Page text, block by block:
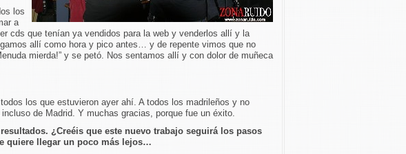
los
a
cds que tenían ya vendidos para la web y venderlos allí y la
allí como hora y pico antes… y de repente vimos que no
mierda!” y se petó. Nos sentamos allí y con dolor de muñeca
los que estuvieron ayer ahí. A todos los madrileños y no
de Madrid. Y muchas gracias, porque fue un éxito.
¿Creéis que este nuevo trabajo seguirá los pasos
quiere llegar un poco más lejos…